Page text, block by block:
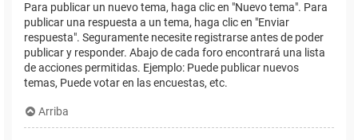
Para publicar un nuevo tema, haga clic en "Nuevo tema". Para
publicar una respuesta a un tema, haga clic en "Enviar
respuesta". Seguramente necesite registrarse antes de poder
publicar y responder. Abajo de cada foro encontrará una lista
de acciones permitidas. Ejemplo: Puede publicar nuevos
temas, Puede votar en las encuestas, etc.
Arriba